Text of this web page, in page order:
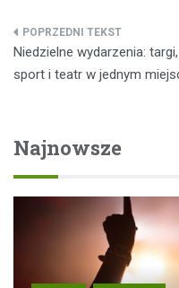
Nawigacja
wpisu
Niedzielne wydarzenia: targi,
sport i teatr w jednym
Najnowsze